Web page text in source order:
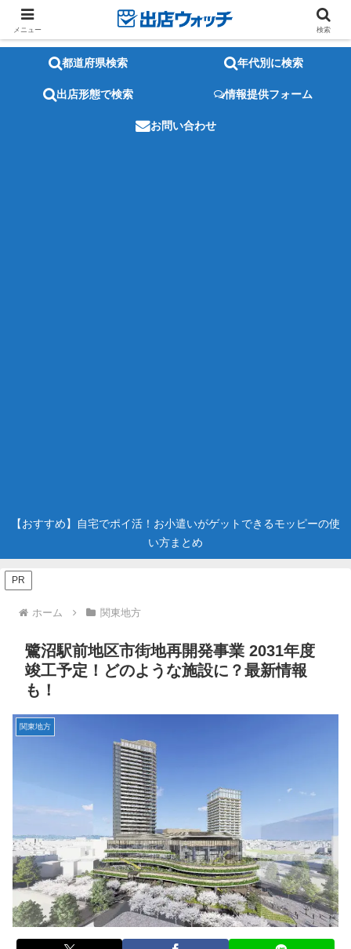
都道府県検索 年代別に検索
出店形態で検索 情報提供フォーム
お問い合わせ
【おすすめ】自宅でポイ活！お小遣いがゲットできるモッピーの使
い方まとめ
PR
ホーム 関東地方
鷺沼駅前地区市街地再開発事業 2031年度
竣工予定！どのような施設に？最新情報
も！
関東地方
メニュー 検索